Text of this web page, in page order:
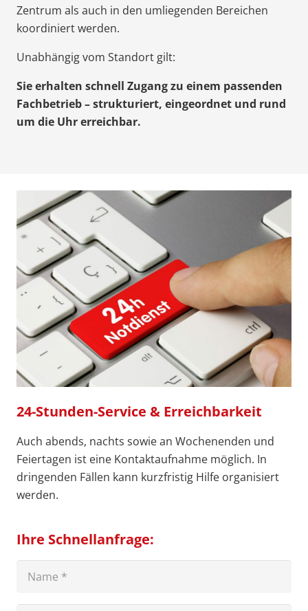
Zentrum als auch in den umliegenden Bereichen
koordiniert werden.
Unabhängig vom Standort gilt:
Sie erhalten schnell Zugang zu einem passenden
Fachbetrieb – strukturiert, eingeordnet und rund
um die Uhr erreichbar.
24-Stunden-Service & Erreichbarkeit
Auch abends, nachts sowie an Wochenenden und
Feiertagen ist eine Kontaktaufnahme möglich. In
dringenden Fällen kann kurzfristig Hilfe organisiert
werden.
Ihre Schnellanfrage: